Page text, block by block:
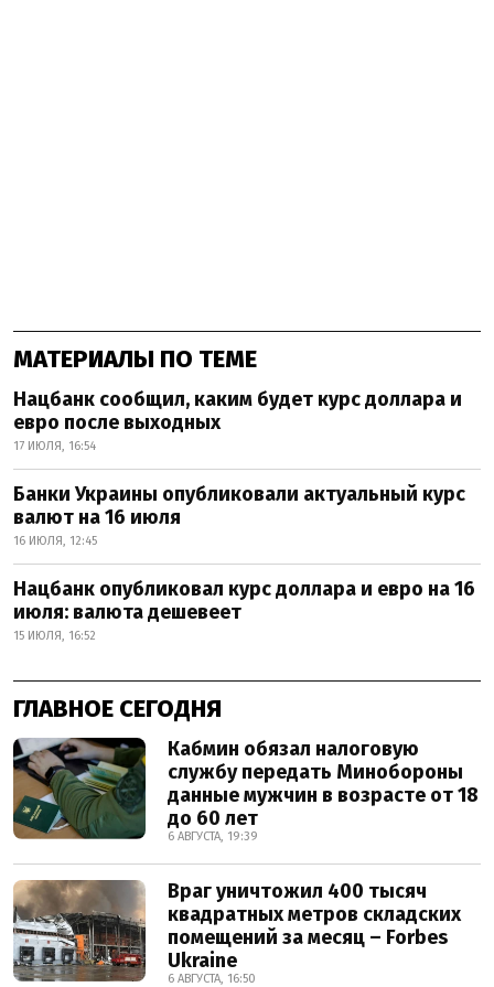
МАТЕРИАЛЫ ПО ТЕМЕ
Нацбанк сообщил, каким будет курс доллара и
евро после выходных
17 ИЮЛЯ, 16:54
Банки Украины опубликовали актуальный курс
валют на 16 июля
16 ИЮЛЯ, 12:45
Нацбанк опубликовал курс доллара и евро на 16
июля: валюта дешевеет
15 ИЮЛЯ, 16:52
ГЛАВНОЕ СЕГОДНЯ
Кабмин обязал налоговую
службу передать Минобороны
данные мужчин в возрасте от 18
до 60 лет
6 АВГУСТА, 19:39
Враг уничтожил 400 тысяч
квадратных метров складских
помещений за месяц – Forbes
Ukraine
6 АВГУСТА, 16:50